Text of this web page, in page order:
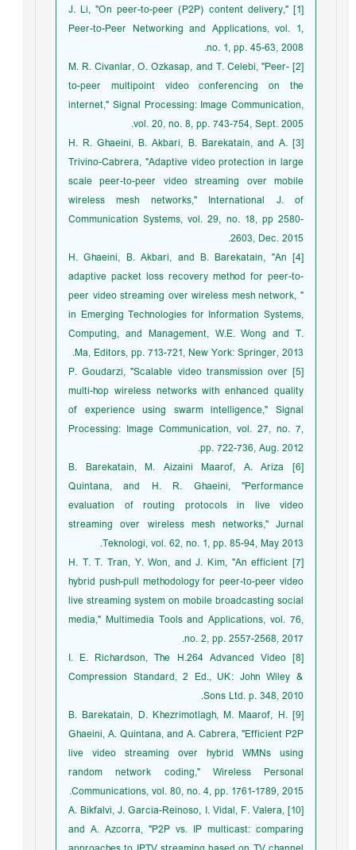
[1] J. Li, "On peer-to-peer (P2P) content delivery,"
Peer-to-Peer Networking and Applications, vol. 1,
no. 1, pp. 45-63, 2008.
[2] M. R. Civanlar, O. Ozkasap, and T. Celebi, "Peer-
to-peer multipoint video conferencing on the
internet," Signal Processing: Image Communication,
vol. 20, no. 8, pp. 743-754, Sept. 2005.
[3] H. R. Ghaeini, B. Akbari, B. Barekatain, and A.
Trivino-Cabrera, "Adaptive video protection in large
scale peer-to-peer video streaming over mobile
wireless mesh networks," International J. of
Communication Systems, vol. 29, no. 18, pp 2580-
2603, Dec. 2015.
[4] H. Ghaeini, B. Akbari, and B. Barekatain, "An
adaptive packet loss recovery method for peer-to-
peer video streaming over wireless mesh network, "
in Emerging Technologies for Information Systems,
Computing, and Management, W.E. Wong and T.
Ma, Editors, pp. 713-721, New York: Springer, 2013.
[5] P. Goudarzi, "Scalable video transmission over
multi-hop wireless networks with enhanced quality
of experience using swarm intelligence," Signal
Processing: Image Communication, vol. 27, no. 7,
pp. 722-736, Aug. 2012.
[6] B. Barekatain, M. Aizaini Maarof, A. Ariza
Quintana, and H. R. Ghaeini, "Performance
evaluation of routing protocols in live video
streaming over wireless mesh networks," Jurnal
Teknologi, vol. 62, no. 1, pp. 85-94, May 2013.
[7] H. T. T. Tran, Y. Won, and J. Kim, "An efficient
hybrid push-pull methodology for peer-to-peer video
live streaming system on mobile broadcasting social
media," Multimedia Tools and Applications, vol. 76,
no. 2, pp. 2557-2568, 2017.
[8] I. E. Richardson, The H.264 Advanced Video
Compression Standard, 2 Ed., UK: John Wiley &
Sons Ltd. p. 348, 2010.
[9] B. Barekatain, D. Khezrimotlagh, M. Maarof, H.
Ghaeini, A. Quintana, and A. Cabrera, "Efficient P2P
live video streaming over hybrid WMNs using
random network coding," Wireless Personal
Communications, vol. 80, no. 4, pp. 1761-1789, 2015.
[10] A. Bikfalvi, J. Garcia-Reinoso, I. Vidal, F. Valera,
and A. Azcorra, "P2P vs. IP multicast: comparing